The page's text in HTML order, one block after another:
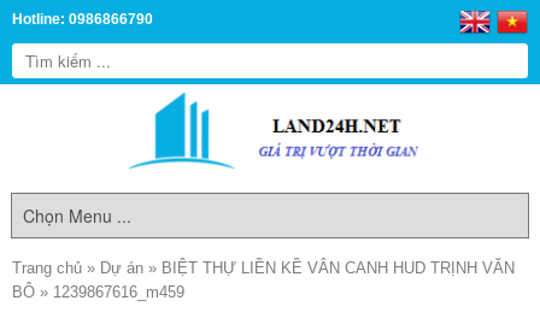
Hotline: 0986866790
Trang chủ » Dự án » BIỆT THỰ LIỀN KỀ VÂN CANH HUD TRỊNH VĂN
BÔ » 1239867616_m459